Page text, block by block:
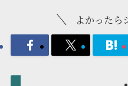
よかったら